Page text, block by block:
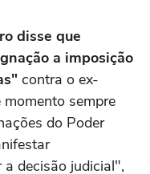
disse que
a imposição
contra o ex-
sempre
do Poder
decisão judicial",